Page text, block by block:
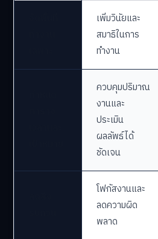
เพิ่มวินัยและ
สมาธิในการ
ทำงาน
ควบคุมปริมาณ
งานและ
ประเมิน
ผลลัพธ์ได้
ชัดเจน
โฟกัสงานและ
ลดความผิด
พลาด